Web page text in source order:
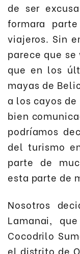
de ser
formara
viajeros. Sin
parece que
que en los
mayas de
a los cayos
bien
podríamos
del turismo
parte de
esta parte de
Nosotros
Lamanai,
Cocodrilo
el distrito de